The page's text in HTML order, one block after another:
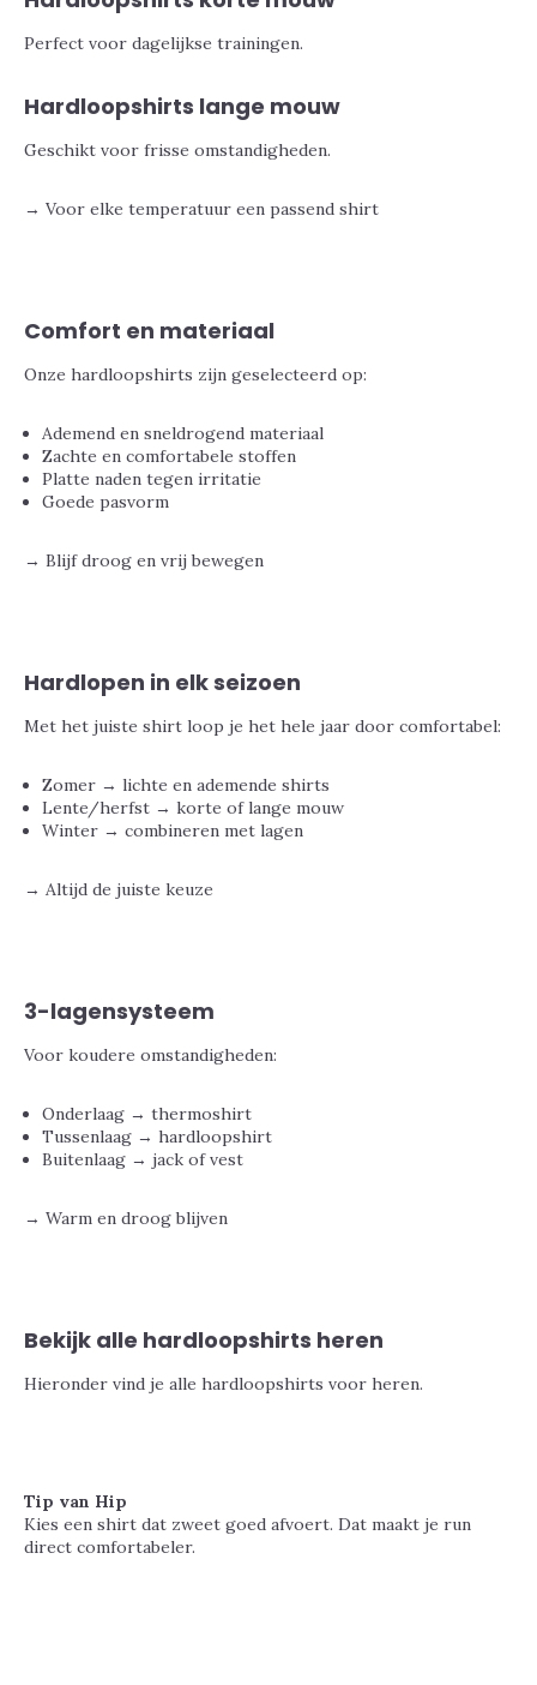
Perfect voor dagelijkse trainingen.
Hardloopshirts lange mouw
Geschikt voor frisse omstandigheden.
→ Voor elke temperatuur een passend shirt
Comfort en materiaal
Onze hardloopshirts zijn geselecteerd op:
Ademend en sneldrogend materiaal
Zachte en comfortabele stoffen
Platte naden tegen irritatie
Goede pasvorm
→ Blijf droog en vrij bewegen
Hardlopen in elk seizoen
Met het juiste shirt loop je het hele jaar door comfortabel:
Zomer → lichte en ademende shirts
Lente/herfst → korte of lange mouw
Winter → combineren met lagen
→ Altijd de juiste keuze
3-lagensysteem
Voor koudere omstandigheden:
Onderlaag → thermoshirt
Tussenlaag → hardloopshirt
Buitenlaag → jack of vest
→ Warm en droog blijven
Bekijk alle hardloopshirts heren
Hieronder vind je alle hardloopshirts voor heren.
Tip van Hip
Kies een shirt dat zweet goed afvoert. Dat maakt je run
direct comfortabeler.